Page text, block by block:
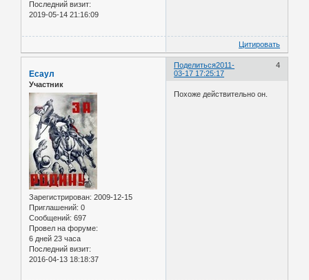
Последний визит:
2019-05-14 21:16:09
Цитировать
Поделиться 4
2011-
03-17 17:25:17
Есаул
Участник
Зарегистрирован: 2009-12-15
Приглашений: 0
Сообщений: 697
Провел на форуме:
6 дней 23 часа
Последний визит:
2016-04-13 18:18:37
Похоже действительно он.